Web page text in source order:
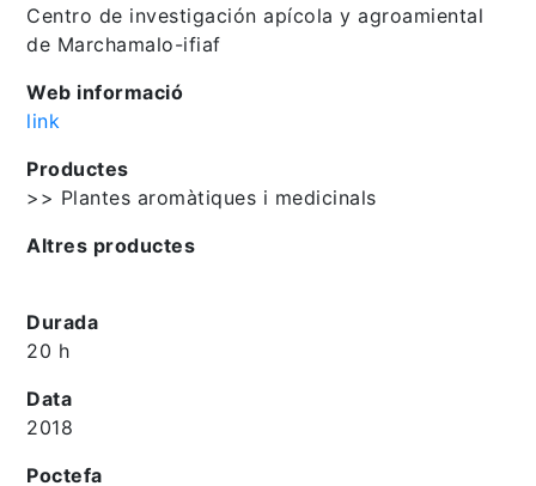
Centro de investigación apícola y agroamiental
de Marchamalo-ifiaf
Web informació
link
Productes
>> Plantes aromàtiques i medicinals
Altres productes
Durada
20 h
Data
2018
Poctefa